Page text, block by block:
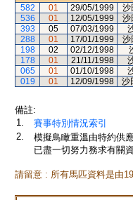
582
01 29/05/1999 沙
536
01 12/05/1999 沙
393
05 07/03/1999
288
01 17/01/1999 沙
198
02 02/12/1998
178
01 21/11/1998
065
01 01/10/1998
019
01 12/09/1998 沙
備註:
1.
賽事特別情況索引
2.
模擬鳥瞰重溫由特約供
已盡一切努力務求有關
請留意 : 所有馬匹資料是由